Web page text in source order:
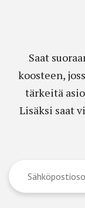
Saat
koosteen,
tärkeitä
Lisäksi saat